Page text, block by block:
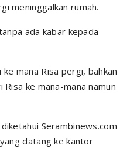
meninggalkan rumah.
ada kabar kepada
mana Risa pergi, bahkan
ke mana-mana namun
Serambinews.com
datang ke kantor